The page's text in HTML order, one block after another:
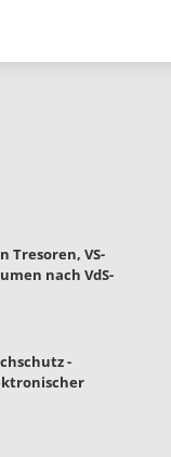
Tresoren, VS-
nach VdS-
-